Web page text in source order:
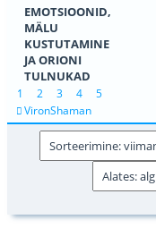
EMOTSIOONID,
MÄLU
KUSTUTAMINE
JA ORIONI
TULNUKAD
1 2 3 4
5
VironShaman